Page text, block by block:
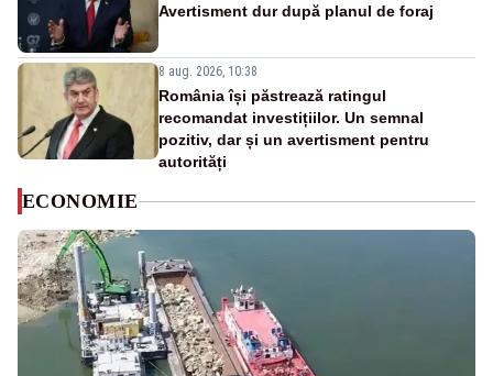
Avertisment dur după planul de foraj
8 aug. 2026, 10:38
România își păstrează ratingul
recomandat investițiilor. Un semnal
pozitiv, dar și un avertisment pentru
autorități
ECONOMIE